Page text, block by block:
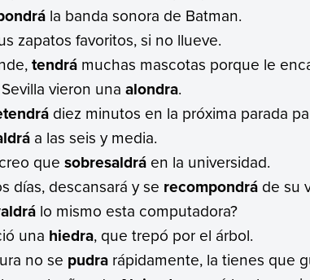
la banda sonora de Batman.
zapatos favoritos, si no llueve.
tendrá muchas mascotas porque le
vieron una alondra.
diez minutos en la próxima parada
a las seis y media.
quesobresaldrá en la universidad.
días, descansará y se recompondrá de su
lo mismo esta computadora?
una hiedra, que trepó por el árbol.
no se pudra rápidamente, la tienes que